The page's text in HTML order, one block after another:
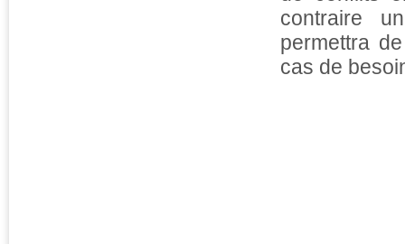
contraire
permettra
cas de